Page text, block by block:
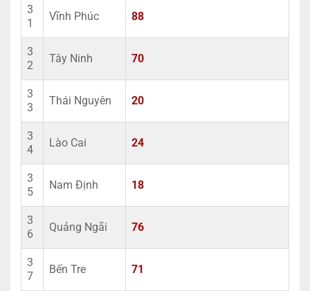
3
1
Vĩnh Phúc 88
3
2
Tây Ninh 70
3
3
Thái Nguyên 20
3
4
Lào Cai 24
3
5
Nam Định 18
3
6
Quảng Ngãi 76
3
7
Bến Tre 71